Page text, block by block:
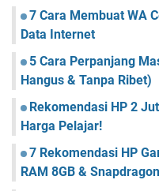
7 Cara Membuat WA
Data Internet
5 Cara Perpanjang
Hangus & Tanpa Ribet)
Rekomendasi HP 2
Harga Pelajar!
7 Rekomendasi HP
RAM 8GB & Snapdragon